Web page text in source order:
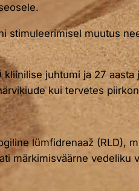
stimuleerimisel muutus
juhtumi ja 27
kui tervetes
lümfidrenaaž (RLD),
märkimisväärne vedeliku